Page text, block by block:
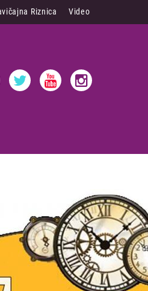
Riznica Video